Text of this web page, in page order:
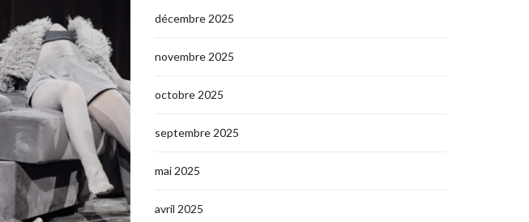
décembre 2025
novembre 2025
octobre 2025
septembre 2025
mai 2025
avril 2025